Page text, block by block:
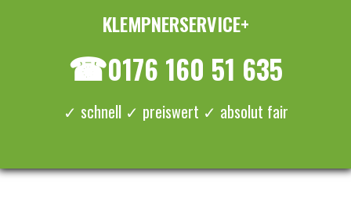
KLEMPNERSERVICE+
☎0176 160 51 635
✓ schnell ✓ preiswert ✓ absolut fair